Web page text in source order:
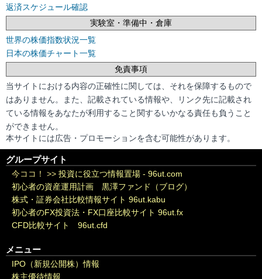
返済スケジュール確認
実験室・準備中・倉庫
世界の株価指数状況一覧
日本の株価チャート一覧
免責事項
当サイトにおける内容の正確性に関しては、それを保障するもので
はありません。また、記載されている情報や、リンク先に記載され
ている情報をあなたが利用すること関するいかなる責任も負うこと
ができません。
本サイトには広告・プロモーションを含む可能性があります。
グループサイト
今ココ！ >> 投資に役立つ情報置場 - 96ut.com
初心者の資産運用計画 黒澤ファンド（ブログ）
株式・証券会社比較情報サイト 96ut.kabu
初心者のFX投資法・FX口座比較サイト 96ut.fx
CFD比較サイト 96ut.cfd
メニュー
IPO（新規公開株）情報
株主優待情報